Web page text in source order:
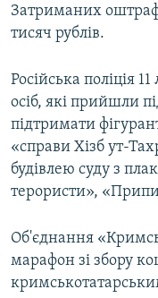
Затриманих
тисяч рублів.
Російська поліція
осіб, які прийшли
підтримати
«справи Хізб ут-
будівлею суду з
терористи»,
Об'єднання
марафон зі збору